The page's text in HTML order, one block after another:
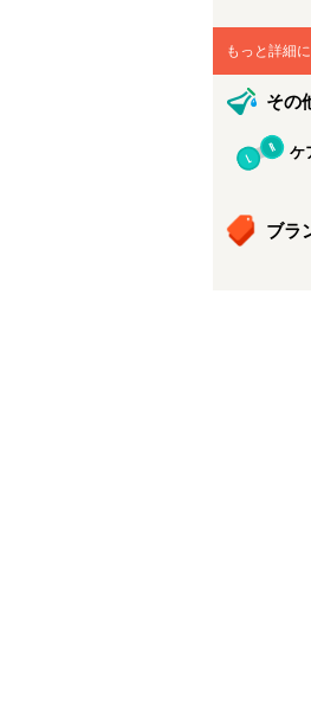
もっと詳細
その
ケ
ブラ